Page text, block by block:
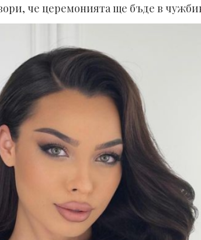
че церемонията ще бъде в